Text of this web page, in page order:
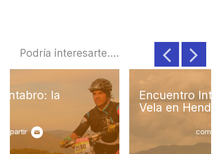
Podría interesarte....
Encuentro Internacional de
Vela en Hendaya
compartir